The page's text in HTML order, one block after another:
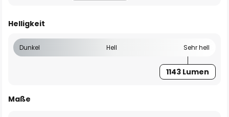
Helligkeit
Dunkel Hell Sehr hell
1143 Lumen
Maße